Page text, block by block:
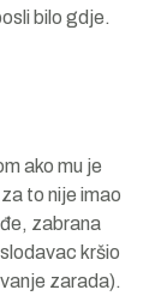
bilo gdje.
ako mu je
to nije imao
zabrana
kršio
zarada).